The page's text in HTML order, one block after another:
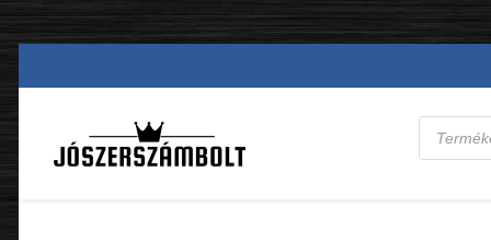
Products
search